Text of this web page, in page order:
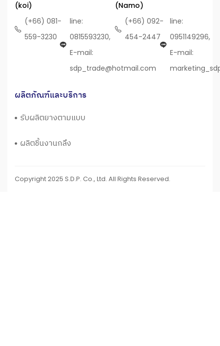
(koi)
(+66) 081-
559-3230
line:
0815593230,
E-mail:
sdp_trade@hotmail.com
(Namo)
(+66) 092-
454-2447
line:
0951149296,
E-mail:
ผลิตภัณฑ์และบริการ
รับผลิตยางตามแบบ
ผลิตชิ้นงานกลึง
Copyright 2025 S.D.P. Co., Ltd. All Rights Reserved.